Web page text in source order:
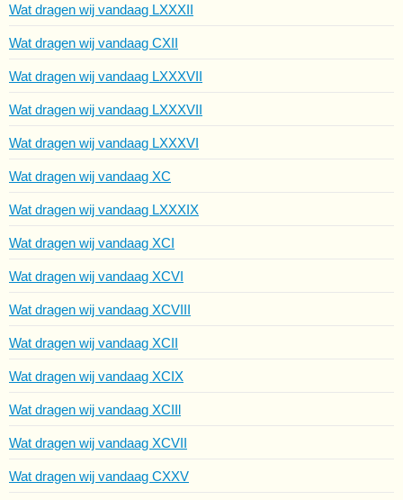
Wat dragen wij vandaag LXXXII
Wat dragen wij vandaag CXII
Wat dragen wij vandaag LXXXVII
Wat dragen wij vandaag LXXXVII
Wat dragen wij vandaag LXXXVI
Wat dragen wij vandaag XC
Wat dragen wij vandaag LXXXIX
Wat dragen wij vandaag XCI
Wat dragen wij vandaag XCVI
Wat dragen wij vandaag XCVIII
Wat dragen wij vandaag XCII
Wat dragen wij vandaag XCIX
Wat dragen wij vandaag XCIIl
Wat dragen wij vandaag XCVII
Wat dragen wij vandaag CXXV